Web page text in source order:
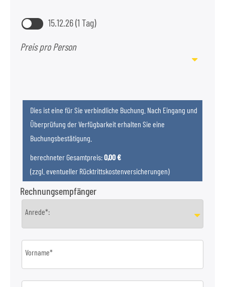
15.12.26 (1 Tag)
Preis pro Person
Dies ist eine für Sie verbindliche Buchung. Nach Eingang und
Überprüfung der Verfügbarkeit erhalten Sie eine
Buchungsbestätigung.
berechneter Gesamtpreis:0,00 €
(zzgl. eventueller Rücktrittskostenversicherungen)
Rechnungsempfänger
Anrede*:
Vorname*